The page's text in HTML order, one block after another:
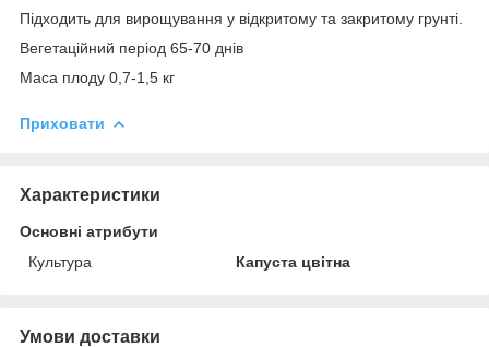
Підходить для вирощування у відкритому та закритому грунті.
Вегетаційний період 65-70 днів
Маса плоду 0,7-1,5 кг
Приховати
Характеристики
Основні атрибути
Культура
Капуста цвітна
Умови доставки